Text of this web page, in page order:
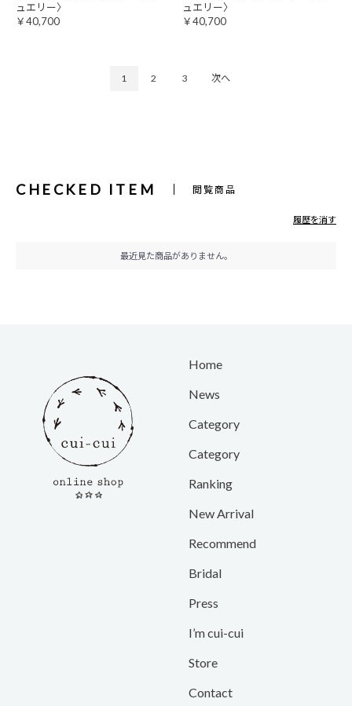
ュエリー〉
￥40,700
ュエリー〉
￥40,700
1 2 3 次へ
CHECKED ITEM 閲覧商品
履歴を消す
最近見た商品がありません。
Home
News
Category
Category
Ranking
New Arrival
Recommend
Bridal
Press
I’m cui-cui
Store
Contact